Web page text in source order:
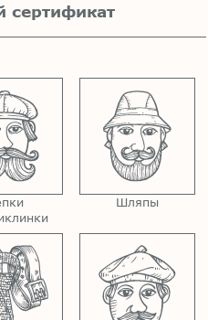
сертификат
Шляпы